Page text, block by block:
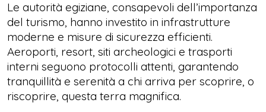
Le autorità egiziane, consapevoli dell’importanza
del turismo, hanno investito in infrastrutture
moderne e misure di sicurezza efficienti.
Aeroporti, resort, siti archeologici e trasporti
interni seguono protocolli attenti, garantendo
tranquillità e serenità a chi arriva per scoprire, o
riscoprire, questa terra magnifica.